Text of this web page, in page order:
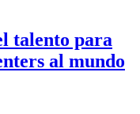
talento para
al mundo